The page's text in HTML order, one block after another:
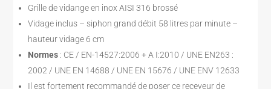
Grille de vidange en inox AISI 316 brossé
Vidage inclus – siphon grand débit 58 litres par minute –
hauteur vidage 6 cm
Normes : CE / EN-14527:2006 + A I:2010 / UNE EN263 :
2002 / UNE EN 14688 / UNE EN 15676 / UNE ENV 12633
Il est fortement recommandé de poser ce receveur de